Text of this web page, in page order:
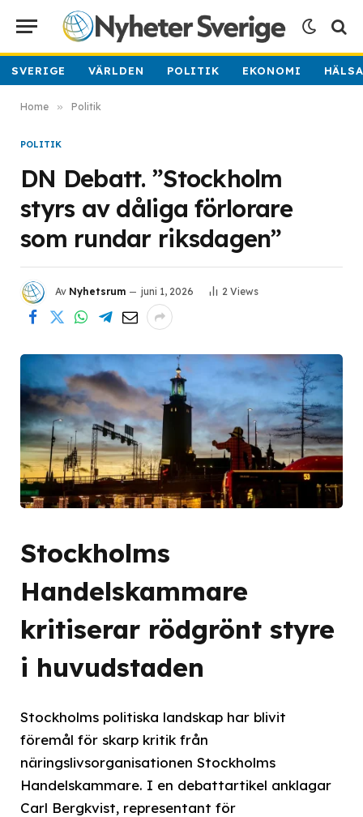
SVERIGE VÄRLDEN POLITIK EKONOMI
Home » Politik
POLITIK
DN Debatt. ”Stockholm
styrs av dåliga förlorare
som rundar riksdagen”
Av Nyhetsrum juni 1, 2026 2 Views
Stockholms
Handelskammare
kritiserar rödgrönt styre
i huvudstaden
Stockholms politiska landskap har blivit
föremål för skarp kritik från
näringslivsorganisationen Stockholms
Handelskammare. I en debattartikel anklagar
Carl Bergkvist, representant för